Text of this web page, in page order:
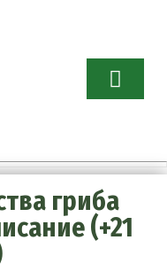
Огород без
садоводам
гриба
(+21